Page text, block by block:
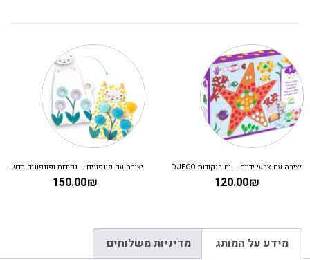
יצירה עם צבעי ידיים – ים בנקודות DJECO
120.00₪
יצירה עם פונפונים – נקודות ופונפונים בדשא DJECO
150.00₪
מידע על המותג מדיניות משלוחים